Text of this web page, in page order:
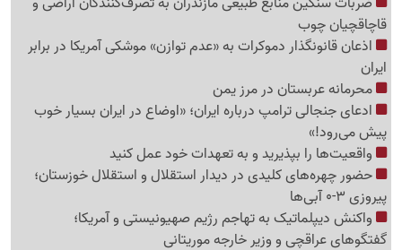
قاچاقچیان چوب
اذعان قانونگذار دموکرات به «عدم توازن» موشکی آمریکا در برابر
ایران
محرمانه عربستان در مرز یمن
ادعای جنجالی ترامپ درباره ایران؛ «اوضاع در ایران بسیار خوب
پیش می‌رود!»
واقعیت‌ها را بپذیرید و به تعهدات خود عمل کنید
حضور چهره‌های کلیدی در دیدار استقلال و استقلال خوزستان؛
پیروزی 3-0 آبی‌ها
واکنش دیپلماتیک به تهاجم رژیم صهیونیستی و آمریکا؛
گفتگوهای عراقچی و وزیر خارجه موریتانی